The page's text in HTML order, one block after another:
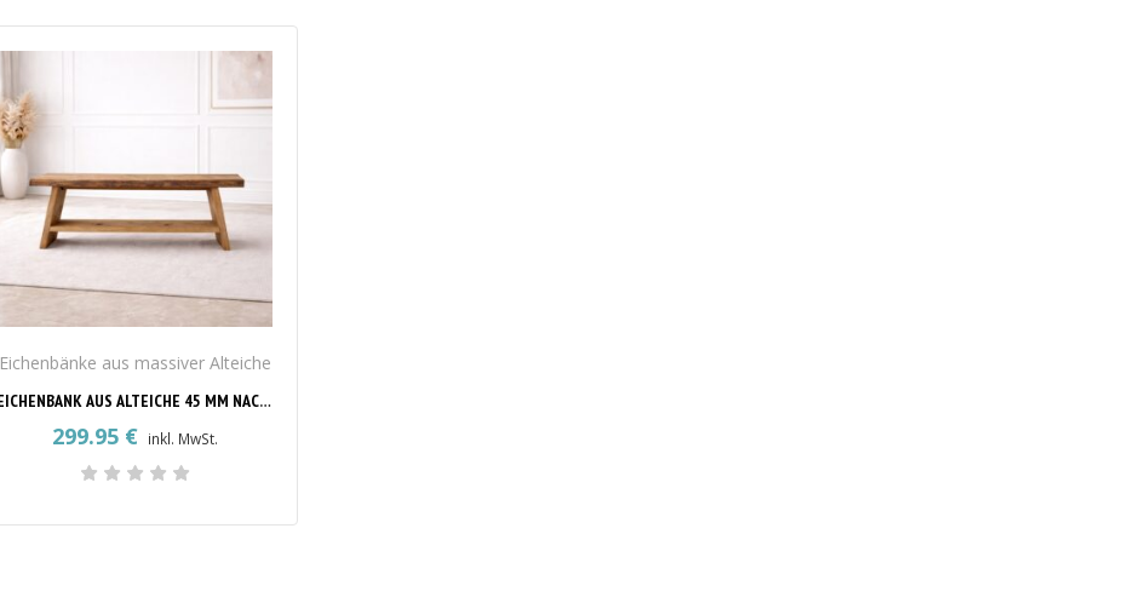
Eichenbänke aus massiver Alteiche
EICHENBANK AUS ALTEICHE 45 MM NACH MASS – RUSTIKALE MASSIVHOLZBANK
299.95 € inkl. MwSt.